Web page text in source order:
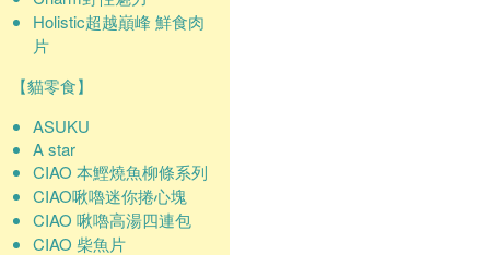
Holistic超越巔峰 鮮食肉
片
【貓零食】
ASUKU
A star
CIAO 本鰹燒魚柳條系列
CIAO啾嚕迷你捲心塊
CIAO 啾嚕高湯四連包
CIAO 柴魚片